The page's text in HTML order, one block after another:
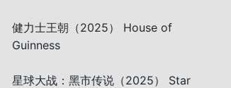
健力士王朝（2025） House of
Guinness
星球大战：黑市传说（2025） Star